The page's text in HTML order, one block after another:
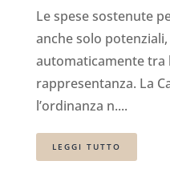
Le spese sostenute
anche solo
automaticamente tra
rappresentanza. La
l’ordinanza n....
LEGGI TUTTO